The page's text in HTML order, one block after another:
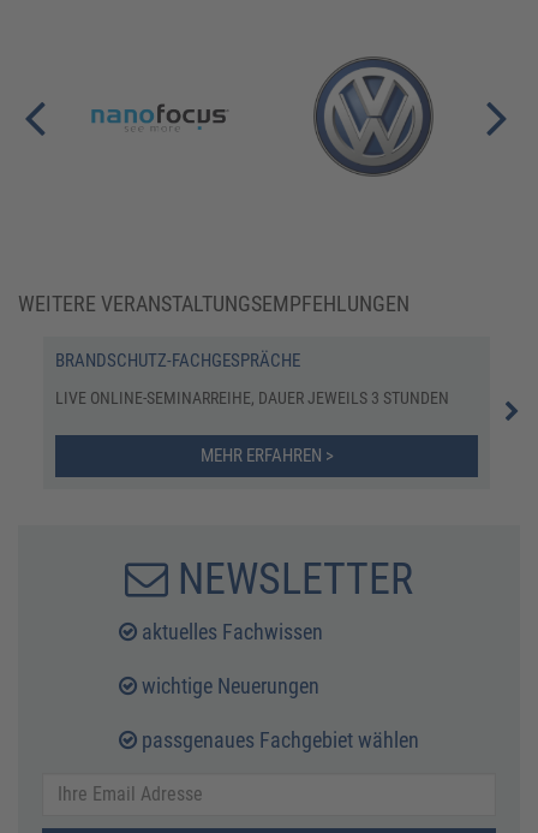
WEITERE VERANSTALTUNGSEMPFEHLUNGEN
BRANDSCHUTZ-FACHGESPRÄCHE
LIVE ONLINE-SEMINARREIHE, DAUER JEWEILS 3 STUNDEN
MEHR ERFAHREN >
NEWSLETTER
aktuelles Fachwissen
wichtige Neuerungen
passgenaues Fachgebiet wählen